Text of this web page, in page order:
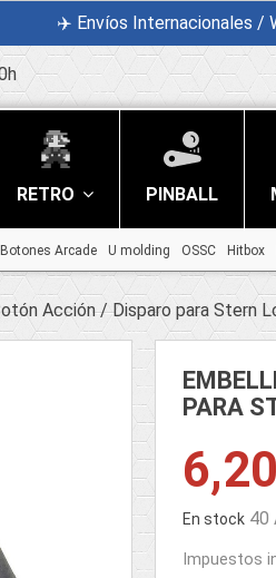
✈️ Envíos Internacionales /
RETRO PINBALL
Botones Arcade U molding OSSC Hitbox
Acción / Disparo para Stern
PARA
En stock 40
Impuestos